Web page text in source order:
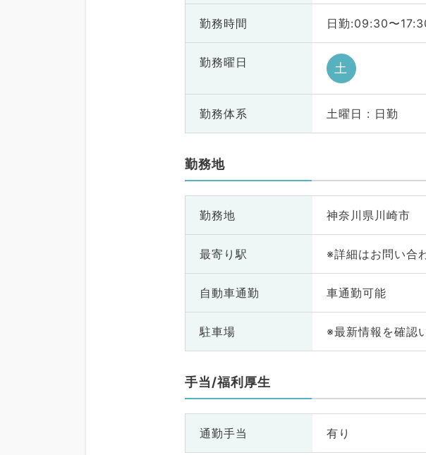
勤務時間 日勤:09:30〜
勤務曜日 土
勤務体系 土曜日 : 日勤
勤務地
勤務地 神奈川県川崎市
最寄り駅 ※詳細はお問い合
自動車通勤 車通勤可能
駐車場 ※最新情報を確認
手当/福利厚生
通勤手当 有り